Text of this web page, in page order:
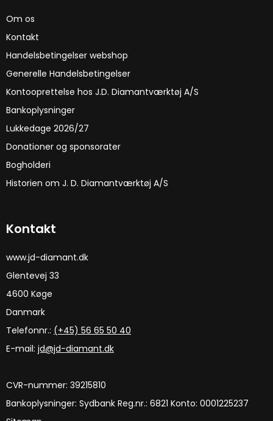
Om os
Kontakt
Handelsbetingelser webshop
Generelle Handelsbetingelser
Kontooprettelse hos J.D. Diamantværktøj A/S
Bankoplysninger
Lukkedage 2026/27
Donationer og sponsorater
Bogholderi
Historien om J. D. Diamantværktøj A/S
Kontakt
www.jd-diamant.dk
Glentevej 33
4600 Køge
Danmark
Telefonnr.: (+45) 56 65 50 40
E-mail: jd@jd-diamant.dk
CVR-nummer: 39215810
Bankoplysninger: Sydbank Reg.nr.: 6821 Konto: 0001225237